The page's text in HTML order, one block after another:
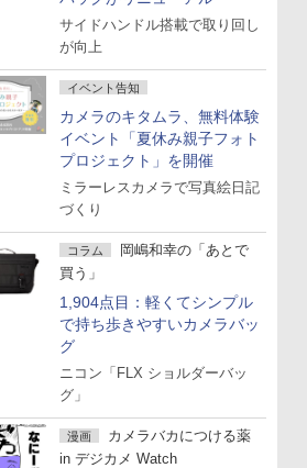
サイドハンドル搭載で取り回し
が向上
イベント告知
カメラのキタムラ、無料体験
イベント「夏休み親子フォト
プロジェクト」を開催
ミラーレスカメラで写真絵日記
づくり
コラム
岡嶋和幸の「あとで
買う」
1,904点目：軽くてシンプル
で持ち歩きやすいカメラバッ
グ
ニコン「FLX ショルダーバッ
グ」
漫画
カメラバカにつける薬
in デジカメ Watch